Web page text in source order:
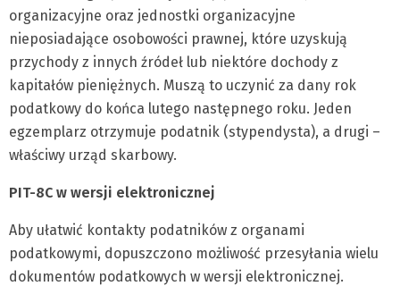
organizacyjne oraz jednostki organizacyjne
nieposiadające osobowości prawnej, które uzyskują
przychody z innych źródeł lub niektóre dochody z
kapitałów pieniężnych. Muszą to uczynić za dany rok
podatkowy do końca lutego następnego roku. Jeden
egzemplarz otrzymuje podatnik (stypendysta), a drugi –
właściwy urząd skarbowy.
PIT-8C w wersji elektronicznej
Aby ułatwić kontakty podatników z organami
podatkowymi, dopuszczono możliwość przesyłania wielu
dokumentów podatkowych w wersji elektronicznej.